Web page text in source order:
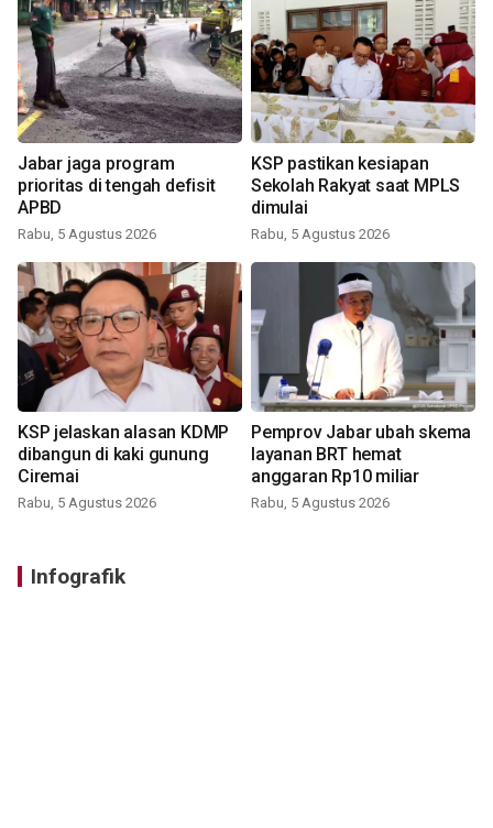
Jabar jaga program
prioritas di tengah defisit
APBD
Rabu, 5 Agustus 2026
KSP pastikan kesiapan
Sekolah Rakyat saat MPLS
dimulai
Rabu, 5 Agustus 2026
KSP jelaskan alasan KDMP
dibangun di kaki gunung
Ciremai
Rabu, 5 Agustus 2026
Pemprov Jabar ubah skema
layanan BRT hemat
anggaran Rp10 miliar
Rabu, 5 Agustus 2026
Infografik